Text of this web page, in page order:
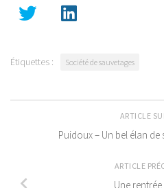
Étiquettes : Société de sauvetages
ARTICLE
Puidoux – Un bel élan
ARTICLE
Une